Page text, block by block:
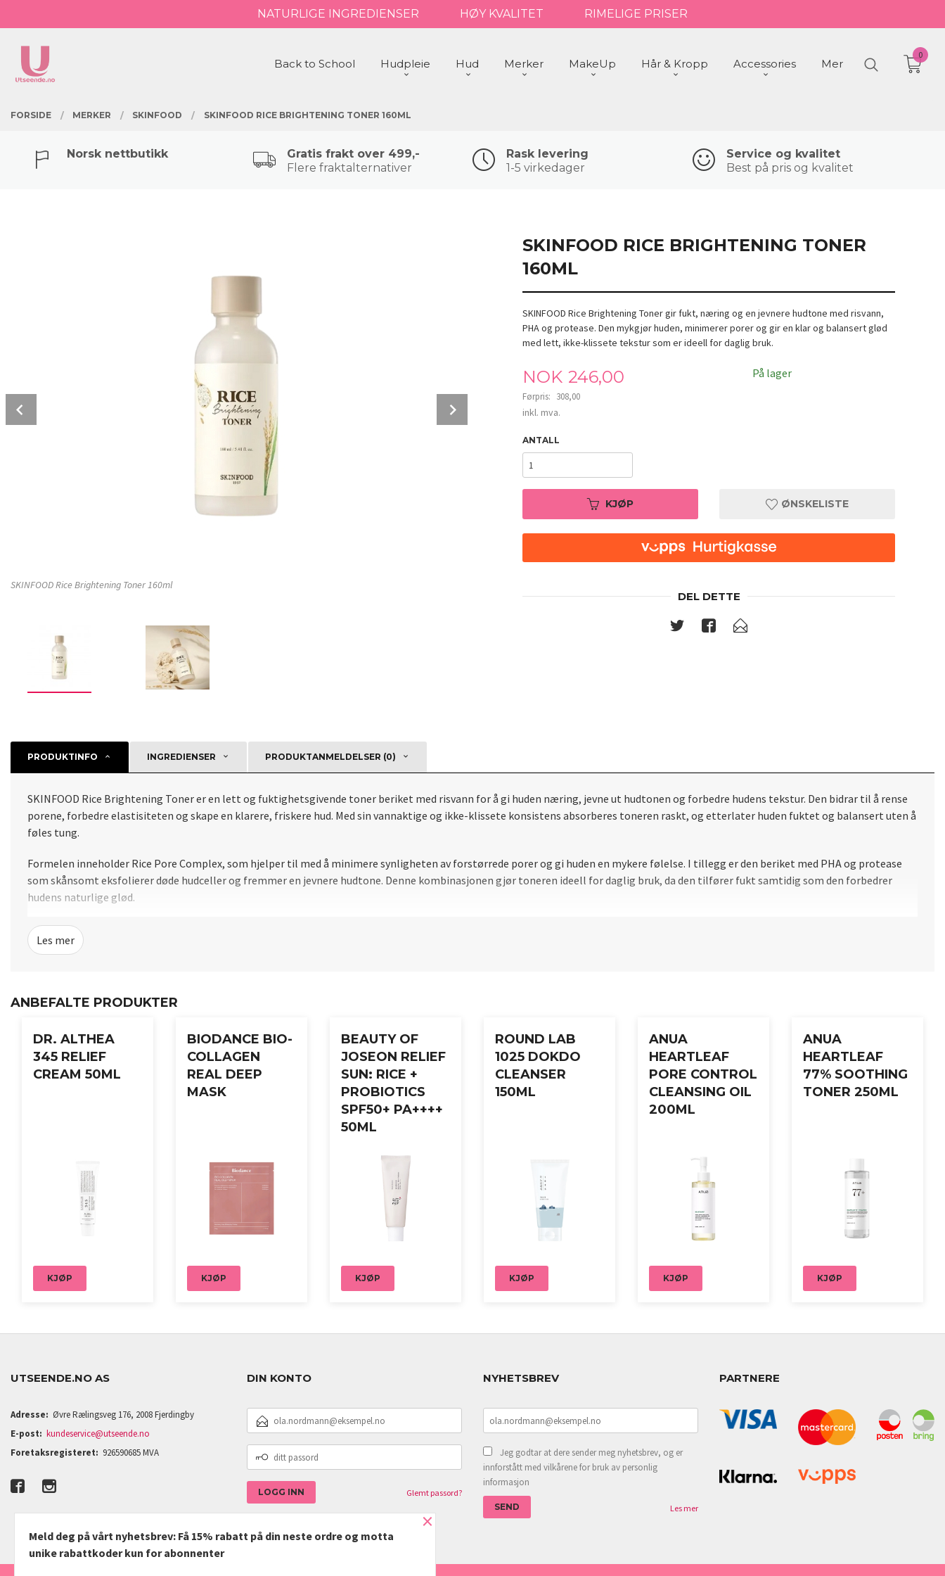
til
NATURLIGE INGREDIENSER HØY KVALITET RIMELIGE PRISER
PRODUKTER
Back to School Hudpleie Hud Merker MakeUp Hår & Kropp Accessories Mer
0
FORSIDE MERKER SKINFOOD SKINFOOD RICE BRIGHTENING TONER 160ML
Norsk nettbutikk
Gratis frakt over 499,-
Flere fraktalternativer
Rask levering
1-5 virkedager
Service og kvalitet
Best på pris og kvalitet
SKINFOOD Rice Brightening Toner 160ml
SKINFOOD RICE BRIGHTENING TONER
160ML
SKINFOOD Rice Brightening Toner gir fukt, næring og en jevnere hudtone med risvann,
PHA og protease. Den mykgjør huden, minimerer porer og gir en klar og balansert glød
med lett, ikke-klissete tekstur som er ideell for daglig bruk.
Tilbud
NOK 246,00
Førpris: 308,00
Rabatt
inkl. mva.
På lager
ANTALL
KJØP ØNSKELISTE
DEL DETTE
PRODUKTINFO INGREDIENSER PRODUKTANMELDELSER (0)
SKINFOOD Rice Brightening Toner er en lett og fuktighetsgivende toner beriket med risvann for å gi huden næring, jevne ut hudtonen og forbedre hudens tekstur. Den bidrar til å rense
porene, forbedre elastisiteten og skape en klarere, friskere hud. Med sin vannaktige og ikke-klissete konsistens absorberes toneren raskt, og etterlater huden fuktet og balansert uten å
føles tung.
Formelen inneholder Rice Pore Complex, som hjelper til med å minimere synligheten av forstørrede porer og gi huden en mykere følelse. I tillegg er den beriket med PHA og protease
som skånsomt eksfolierer døde hudceller og fremmer en jevnere hudtone. Denne kombinasjonen gjør toneren ideell for daglig bruk, da den tilfører fukt samtidig som den forbedrer
hudens naturlige glød.
Toneren passer for alle hudtyper, og er spesielt nyttig for deg som ønsker en klarere, jevnere og sunnere hud med langvarig fukt.
Bruksanvisning:
Klapp forsiktig inn i huden til produktet er helt absorbert.
Fortsett med serum og fuktighetskrem.
Les mer
ANBEFALTE PRODUKTER
DR. ALTHEA
345 RELIEF
CREAM 50ML
KJØP
BIODANCE BIO-
COLLAGEN
REAL DEEP
MASK
KJØP
BEAUTY OF
JOSEON RELIEF
SUN: RICE +
PROBIOTICS
SPF50+ PA++++
50ML
KJØP
ROUND LAB
1025 DOKDO
CLEANSER
150ML
KJØP
ANUA
HEARTLEAF
PORE CONTROL
CLEANSING OIL
200ML
KJØP
ANUA
HEARTLEAF
77% SOOTHING
TONER 250ML
KJØP
UTSEENDE.NO AS
Adresse: Øvre Rælingsveg 176, 2008 Fjerdingby
E-post: kundeservice@utseende.no
Foretaksregisteret: 926590685 MVA
DIN KONTO
POSTADRESSE
PASSORD
Glemt passord?
NYHETSBREV
Jeg godtar at dere sender meg nyhetsbrev, og er
innforstått med vilkårene for bruk av personlig
informasjon
Les mer
PARTNERE
×
Meld deg på vårt nyhetsbrev: Få 15% rabatt på din neste ordre og motta
unike rabattkoder kun for abonnenter